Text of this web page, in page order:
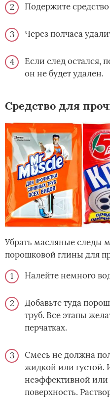
Подержите
Через полчаса
Если след остался,
он не будет удален.
Средство для
Убрать масляные следы
порошковой глины для
Налейте немного
Добавьте туда
труб. Все этапы
перчатках.
Смесь не должна
жидкой или густой.
неэффективной или
поверхность.